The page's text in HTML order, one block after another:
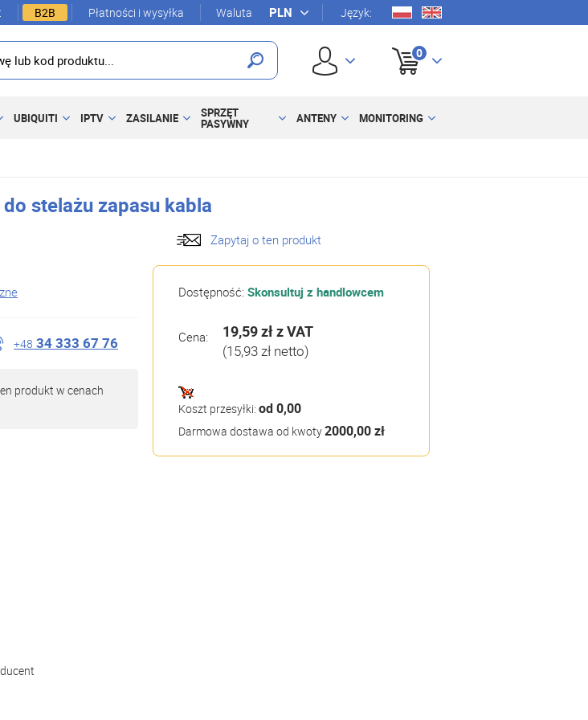
B2B Płatności i wysyłka Waluta Język:
0
UBIQUITI IPTV ZASILANIE SPRZĘT
PASYWNY ANTENY MONITORING
stelażu zapasu kabla
Zapytaj o ten produkt
+48 34 333 67 76
produkt w cenach
Dostępność: Skonsultuj z handlowcem
Cena: 19,59 złz VAT
(15,93 zł netto)
Koszt przesyłki: od 0,00
Darmowa dostawa od kwoty2000,00 zł